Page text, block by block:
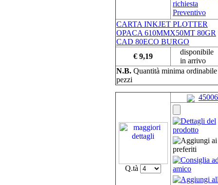
CARTA INKJET PLOTTER
OPACA 610MMX50MT 80GR
CAD 80ECO BURGO
€ 9,19
disponibile
in arrivo
N.B. Quantità minima
pezzi
Q.tà
45006